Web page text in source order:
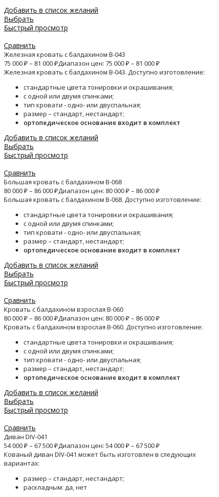
Добавить в список желаний
Выбрать
Быстрый просмотр
Сравнить
Железная кровать с балдахином B-043
75 000₽ – 81 000₽Диапазон цен: 75 000 ₽ – 81 000 ₽
Железная кровать с балдахином B-043. Доступно изготовление:
стандартные цвета тонировки и окрашивания;
с одной или двумя спинками;
тип кровати - одно- или двуспальная;
размер – стандарт, нестандарт;
ортопедическое основание входит в комплект
Добавить в список желаний
Выбрать
Быстрый просмотр
Сравнить
Большая кровать с балдахином B-068
80 000₽ – 86 000₽Диапазон цен: 80 000 ₽ – 86 000 ₽
Большая кровать с балдахином B-068. Доступно изготовление:
стандартные цвета тонировки и окрашивания;
с одной или двумя спинками;
тип кровати - одно- или двуспальная;
размер – стандарт, нестандарт;
ортопедическое основание входит в комплект
Добавить в список желаний
Выбрать
Быстрый просмотр
Сравнить
Кровать с балдахином взрослая B-060
80 000₽ – 86 000₽Диапазон цен: 80 000 ₽ – 86 000 ₽
Кровать с балдахином взрослая B-060. Доступно изготовление:
стандартные цвета тонировки и окрашивания;
с одной или двумя спинками;
тип кровати - одно- или двуспальная;
размер – стандарт, нестандарт;
ортопедическое основание входит в комплект
Добавить в список желаний
Выбрать
Быстрый просмотр
Сравнить
Диван DIV-041
54 000₽ – 67 500₽Диапазон цен: 54 000 ₽ – 67 500 ₽
Кованый диван DIV-041 может быть изготовлен в следующих
вариантах:
размер – стандарт, нестандарт;
раскладным: да, нет